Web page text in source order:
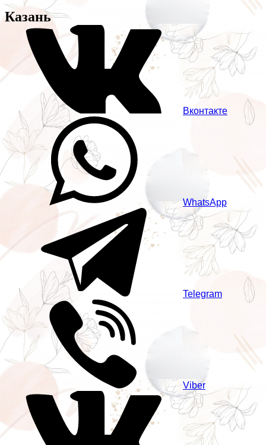
Казань
Вконтакте
WhatsApp
Telegram
Viber